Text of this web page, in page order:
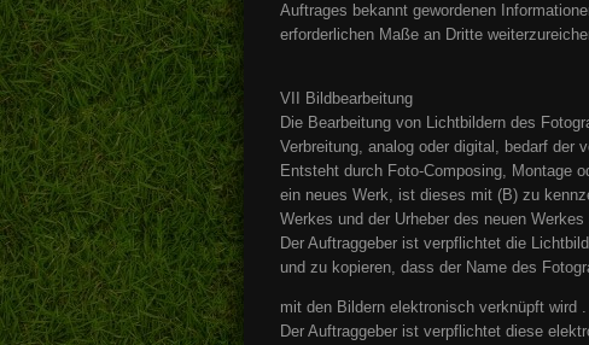
Auftrages bekannt gewordenen
erforderlichen Maße an Dritte
VII Bildbearbeitung
Die Bearbeitung von Lichtbildern des
Verbreitung, analog oder digital, bedarf der
Entsteht durch Foto-Composing, Montage
ein neues Werk, ist dieses mit (B) zu
Werkes und der Urheber des neuen
Der Auftraggeber ist verpflichtet die
und zu kopieren, dass der Name des
mit den Bildern elektronisch verknüpft wird .
Der Auftraggeber ist verpflichtet diese